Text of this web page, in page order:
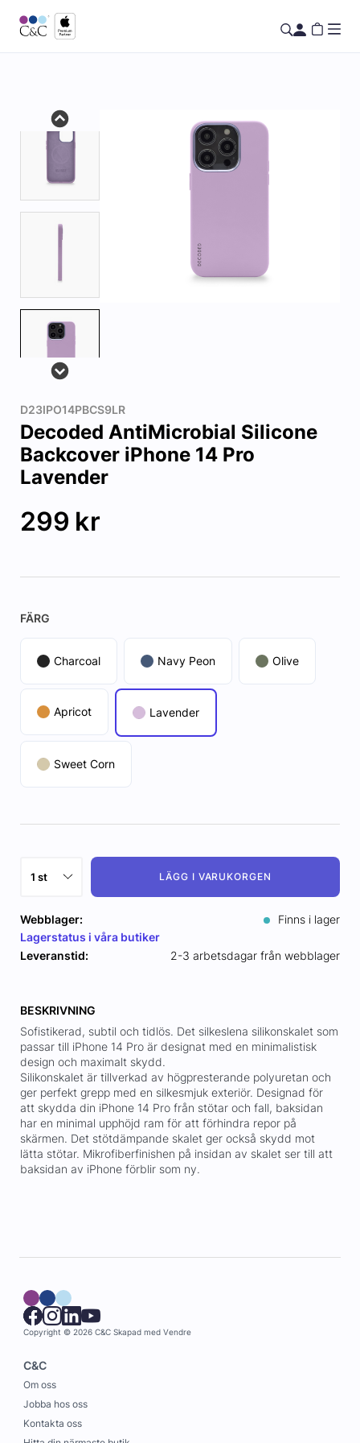
D23IPO14PBCS9LR
Decoded AntiMicrobial Silicone
Backcover iPhone 14 Pro
Lavender
299 kr
FÄRG
Charcoal Navy Peon Olive
Apricot Lavender
Sweet Corn
LÄGG I VARUKORGEN
Webblager:
Finns i lager
Lagerstatus i våra butiker
Leveranstid:
2-3 arbetsdagar från webblager
BESKRIVNING
Sofistikerad, subtil och tidlös. Det silkeslena silikonskalet som
passar till iPhone 14 Pro är designat med en minimalistisk
design och maximalt skydd.
Silikonskalet är tillverkad av högpresterande polyuretan och
ger perfekt grepp med en silkesmjuk exteriör. Designad för
att skydda din iPhone 14 Pro från stötar och fall, baksidan
har en minimal upphöjd ram för att förhindra repor på
skärmen. Det stötdämpande skalet ger också skydd mot
lätta stötar. Mikrofiberfinishen på insidan av skalet ser till att
baksidan av iPhone förblir som ny.
Copyright © 2026 C&C Skapad med Vendre
C&C
Om oss
Jobba hos oss
Kontakta oss